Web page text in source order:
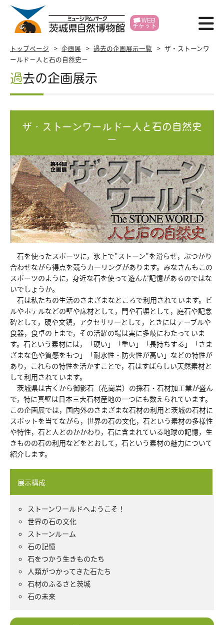
WEB
チケット
博物館紹介
学習支援
研究・標本
各種申請
賛助会員
収蔵資料検索
刊行物
団体申込
アクセス
Japanese English
トップページ 企画展 過去の企画展示一覧
ザ・ストーンワ
ールド－人と石の自然史－
過去の企画展示
ザ・ストーンワールド－人と石の自然史
－
石を使ったスポーツに，氷上で"ストーン"を滑らせ，ぶつかり
合わせながら得点を競うカーリングがあります。みなさんもこの
スポーツのように，身近な石を使って遊んだ記憶があるのではな
いでしょうか。
石は私たちの生活のさまざまなところで利用されています。ビ
ルやホテルなどの壁や床材として，門や石塀として，庭石や記念
碑として，硯や文鎮，アクセサリーとして，ときにはテーブルや
食器，食卓の上まで，その活躍の場は実に多岐にわたっていま
す。石という素材には，「硬い」「重い」「長持ちする」「さま
ざまな色や質感をもつ」「耐水性・防火性が高い」などの特性が
あり，これらの特性を活かすことで，石はすばらしい天然素材と
して利用されています。
茨城県は古くから御影石（花崗岩）の採石・石材加工業が盛ん
で，特に真壁は日本三大石材産地の一つにも数えられています。
この企画展では，国内外のさまざまな石材の利用と茨城の石材に
スポットを当てながら，世界の石の文化，石という素材の多様性
や特性，石と人とのかかわり，石に含まれている地球の記憶，生
きものの石の利用などをとおして，石という素材の魅力について
紹介します。
展示構成
ストーンワールドへようこそ！
世界の石の文化
ストーンルーム
石の記憶
石をつかう生きものたち
人類がつかってきた石たち
石材のふるさと茨城
石の未来